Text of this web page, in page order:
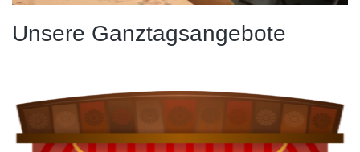
Unsere Ganztagsangebote